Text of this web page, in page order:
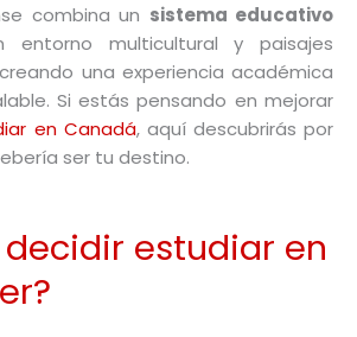
combina un sistema educativo
entorno multicultural y paisajes
una experiencia académica
Si estás pensando en mejorar
en Canadá, aquí descubrirás por
ser tu destino.
decidir estudiar en